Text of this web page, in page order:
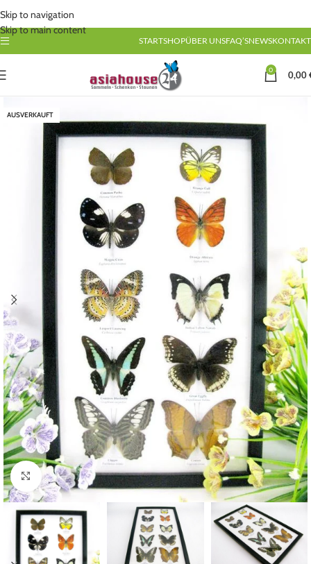
Skip to navigation
Skip to main content
STARTSHOPÜBER UNSFAQ’SNEWSKONTAKT
0 0,00
AUSVERKAUFT
Click to enlarge